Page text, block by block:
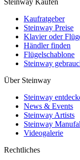
Steinway Kaufen
Kaufratgeber
Steinway Preise
Klavier oder
Händler finden
Flügelschablone
Steinway
Über Steinway
Steinway
News & Events
Steinway Artists
Steinway
Videogalerie
Rechtliches